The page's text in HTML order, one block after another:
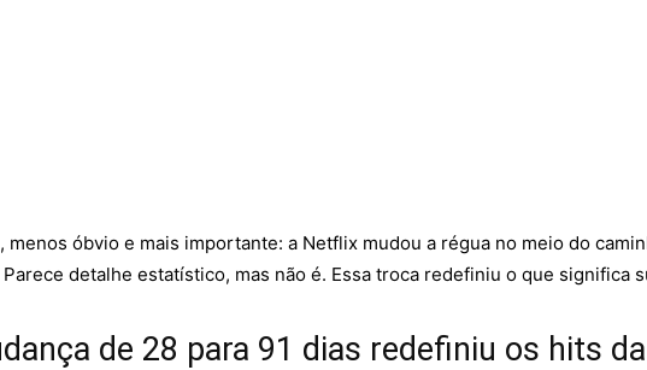
menos óbvio e mais importante: a Netflix mudou a régua no meio do
Parece detalhe estatístico, mas não é. Essa troca redefiniu o que
de 28 para 91 dias redefiniu os hits